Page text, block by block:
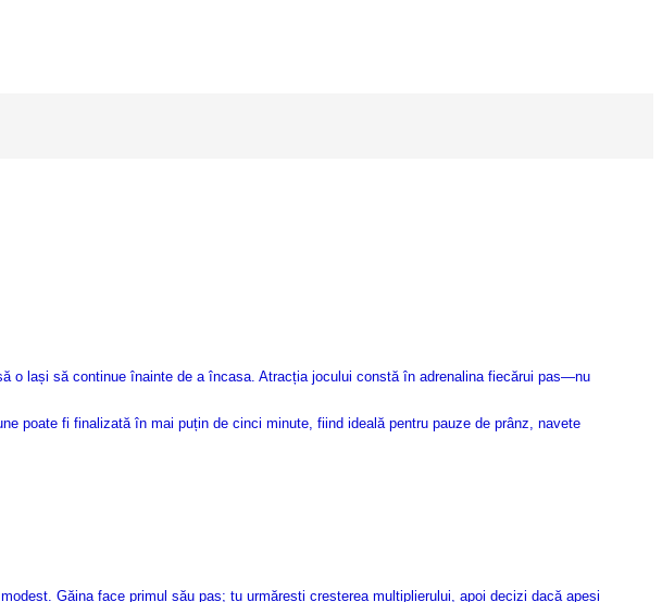
o lași să continue înainte de a încasa. Atracția jocului constă în adrenalina fiecărui pas—nu
poate fi finalizată în mai puțin de cinci minute, fiind ideală pentru pauze de prânz, navete
Găina face primul său pas; tu urmărești creșterea multiplierului, apoi decizi dacă apeși